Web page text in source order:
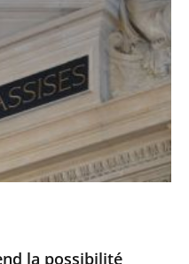
la possibilité